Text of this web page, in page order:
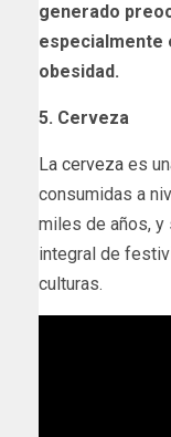
generado
especialmente
obesidad.
5. Cerveza
La cerveza es
consumidas a
miles de años, y
integral de
culturas.